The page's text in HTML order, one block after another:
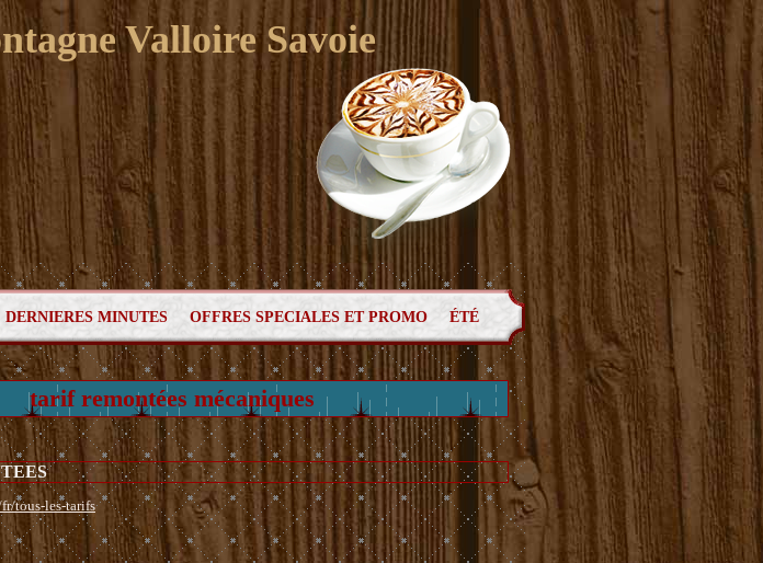
Valloire Savoie
DERNIERES MINUTES OFFRES SPECIALES ET PROMO ÉTÉ
tarif remontées mécaniques
tous-les-tarifs